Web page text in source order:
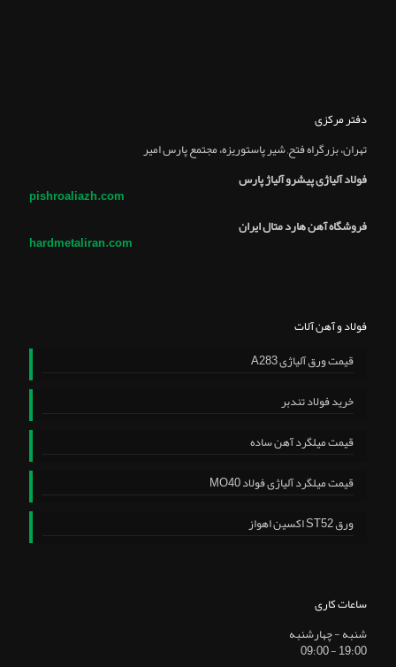
دفتر مرکزی
تهران، بزرگراه فتح, شير پاستوريزه، مجتمع پارس امير
فولاد آلیاژی پیشرو آلیاژ پارس
pishroaliazh.com
فروشگاه آهن هارد متال ایران
hardmetaliran.com
فولاد و آهن آلات
قیمت ورق آلیاژی A283
خرید فولاد تندبر
قیمت میلگرد آهن ساده
قیمت میلگرد آلیاژی فولاد MO40
ورق ST52 اکسین اهواز
ساعات کاری
شنبه - چهارشنبه
19:00 - 09:00